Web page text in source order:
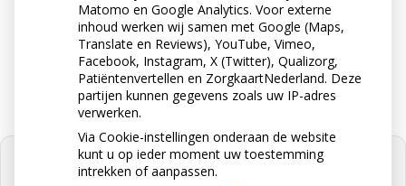
Stuur ons een e-mail
info@apotheekdevries.nl
Matomo en Google Analytics. Voor externe
inhoud werken wij samen met Google (Maps,
Translate en Reviews), YouTube, Vimeo,
Facebook, Instagram, X (Twitter), Qualizorg,
Patiëntenvertellen en ZorgkaartNederland. Deze
partijen kunnen gegevens zoals uw IP-adres
verwerken.
Via Cookie-instellingen onderaan de website
kunt u op ieder moment uw toestemming
intrekken of aanpassen.